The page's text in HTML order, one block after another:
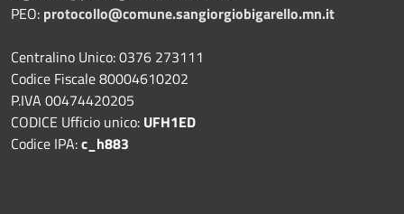
PEO: protocollo@comune.sangiorgiobigarello.mn.it
Centralino Unico: 0376 273111
Codice Fiscale 80004610202
P.IVA 00474420205
CODICE Ufficio unico: UFH1ED
Codice IPA:c_h883